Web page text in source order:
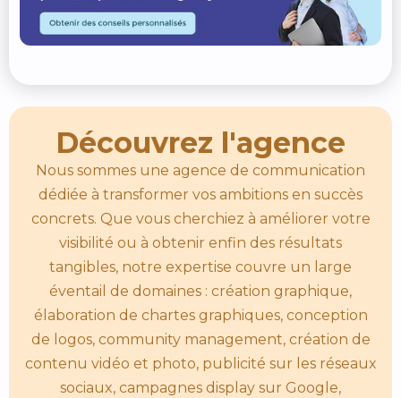
Découvrez l'agence
Nous sommes une agence de communication
dédiée à transformer vos ambitions en succès
concrets. Que vous cherchiez à améliorer votre
visibilité ou à obtenir enfin des résultats
tangibles, notre expertise couvre un large
éventail de domaines : création graphique,
élaboration de chartes graphiques, conception
de logos, community management, création de
contenu vidéo et photo, publicité sur les réseaux
sociaux, campagnes display sur Google,